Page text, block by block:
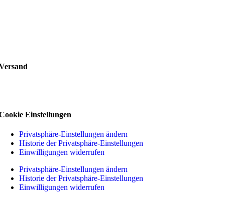
Einstellungen
Privatsphäre-Einstellungen ändern
Historie der Privatsphäre-Einstellungen
Einwilligungen widerrufen
Privatsphäre-Einstellungen ändern
Historie der Privatsphäre-Einstellungen
Einwilligungen widerrufen